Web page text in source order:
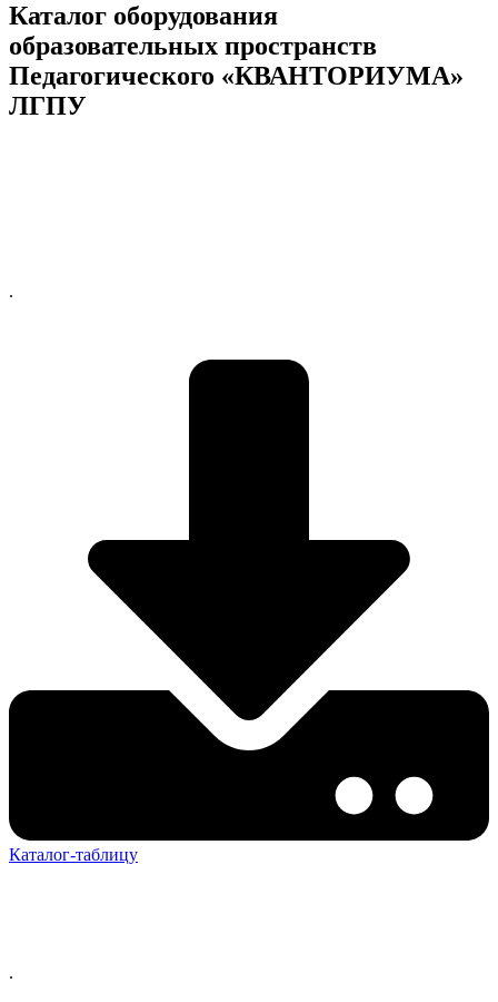
Каталог оборудования
образовательных пространств
Педагогического «КВАНТОРИУМА»
ЛГПУ
.
Каталог-таблицу
.